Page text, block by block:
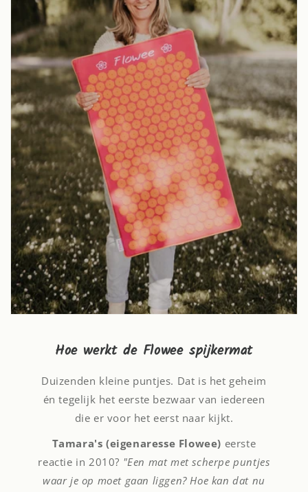
Hoe werkt de Flowee spijkermat
Duizenden kleine puntjes. Dat is het geheim
én tegelijk het eerste bezwaar van iedereen
die er voor het eerst naar kijkt.
Tamara's (eigenaresse Flowee) eerste
reactie in 2010? "Een mat met scherpe puntjes
waar je op moet gaan liggen? Hoe kan dat nu